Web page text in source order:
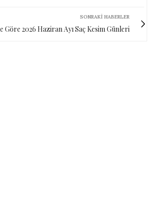
SONRAKI HABERLER
Göre 2026 Haziran Ayı Saç Kesim Günleri